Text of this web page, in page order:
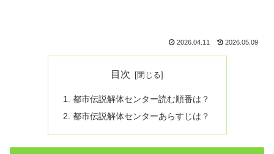
2026.04.11 2026.05.09
目次
都市伝説解体センター読む順番は？
都市伝説解体センターあらすじは？